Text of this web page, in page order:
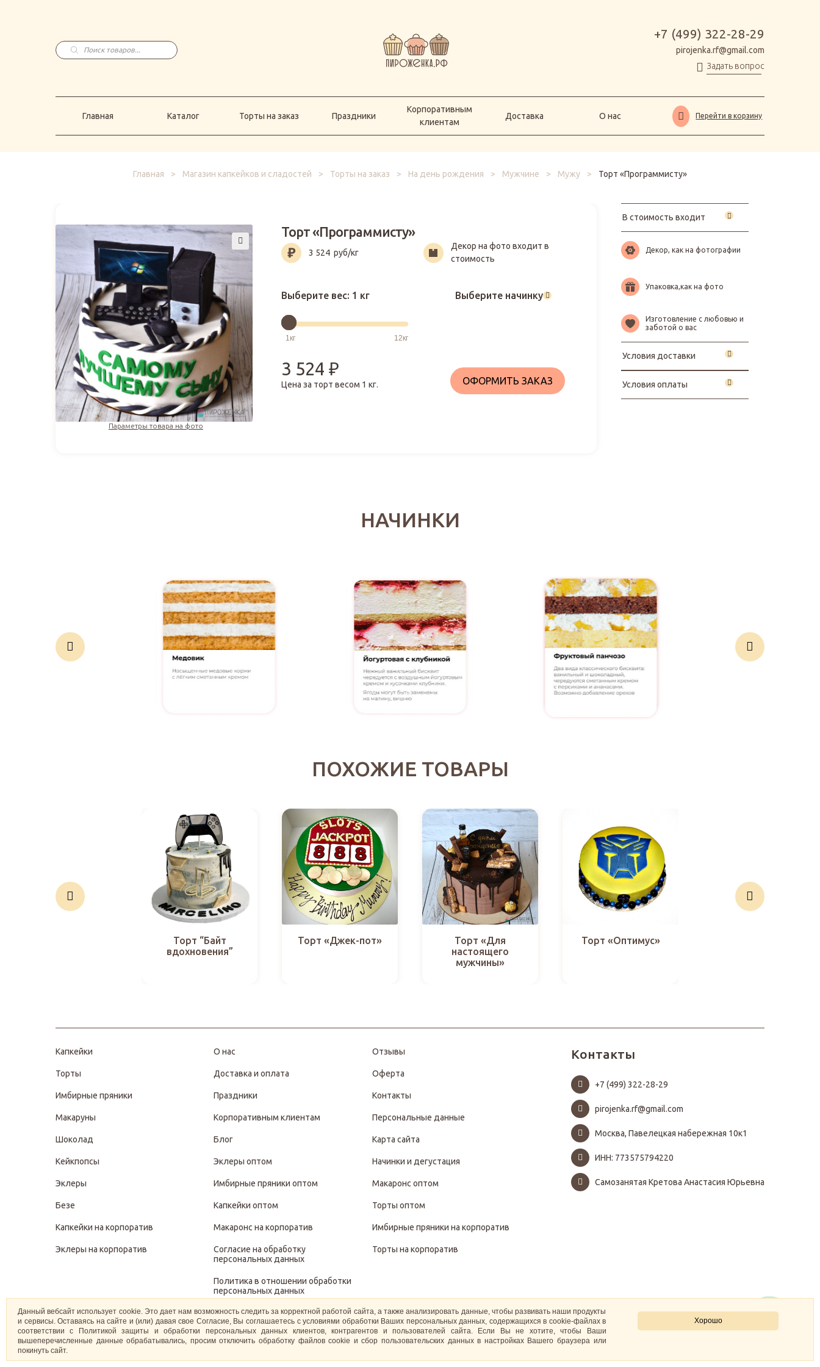
Поиск
товаров
+7 (499) 322-28-29
pirojenka.rf@gmail.com
Задать вопрос
Главная Каталог Торты на заказ Праздники
Корпоративным
клиентам
Доставка О нас Перейти в корзину
Главная > Магазин капкейков и сладостей > Торты на заказ > На день рождения > Мужчине > Мужу > Торт «Программисту»
Параметры товара на фото
Торт «Программисту»
3 524 руб/кг
Декор на фото входит в
стоимость
Выберите вес: 1 кг Выберите начинку
3 524₽
Цена за торт весом 1 кг. ОФОРМИТЬ ЗАКАЗ
В стоимость входит
Декор, как на фотографии
Упаковка,как на фото
Изготовление с любовью и
заботой о вас
Условия доставки
Условия оплаты
НАЧИНКИ
ПОХОЖИЕ ТОВАРЫ
Торт “Байт
вдохновения”
Торт «Джек-пот»
Торт «Для
настоящего
мужчины»
Торт «Оптимус»
Капкейки
Торты
Имбирные пряники
Макаруны
Шоколад
Кейкпопсы
Эклеры
Безе
Капкейки на корпоратив
Эклеры на корпоратив
О нас
Доставка и оплата
Праздники
Корпоративным клиентам
Блог
Эклеры оптом
Имбирные пряники оптом
Капкейки оптом
Макаронс на корпоратив
Согласие на обработку
персональных данных
Политика в отношении обработки
персональных данных
Политика защиты и обработки
персональных данных
Отзывы
Оферта
Контакты
Персональные данные
Карта сайта
Начинки и дегустация
Макаронс оптом
Торты оптом
Имбирные пряники на корпоратив
Торты на корпоратив
Контакты
+7 (499) 322-28-29
pirojenka.rf@gmail.com
Москва, Павелецкая набережная 10к1
ИНН: 773575794220
Самозанятая Кретова Анастасия Юрьевна
Хорошо
Данный вебсайт использует cookie. Это дает нам возможность следить за корректной работой сайта, а также анализировать данные, чтобы развивать наши продукты
и сервисы. Оставаясь на сайте и (или) давая свое Согласие, Вы соглашаетесь с условиями обработки Ваших персональных данных, содержащихся в cookie-файлах в
соответствии с Политикой защиты и обработки персональных данных клиентов, контрагентов и пользователей сайта. Если Вы не хотите, чтобы Ваши
вышеперечисленные данные обрабатывались, просим отключить обработку файлов cookie и сбор пользовательских данных в настройках Вашего браузера или
покинуть сайт.